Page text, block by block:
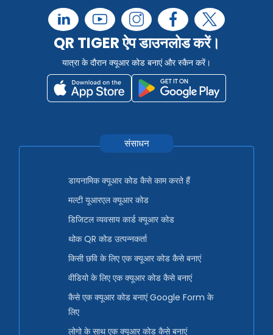
QR TIGER ऐप डाउनलोड करें।
यात्रा के दौरान क्यूआर कोड बनाएं और स्कैन करें।
संसाधन
डायनामिक क्यूआर कोड कैसे काम करते हैं
मल्टी यूआरएल क्यूआर कोड
डिजिटल व्यवसाय कार्ड क्यूआर कोड
थोक QR कोड उत्पन्नकर्ता
किसी छवि के लिए एक क्यूआर कोड कैसे बनाएं
वीडियो के लिए एक क्यूआर कोड कैसे बनाएं
कैसे एक क्यूआर कोड बनाएं Google Form के
लिए
लोगो के साथ एक क्यूआर कोड कैसे बनाएं